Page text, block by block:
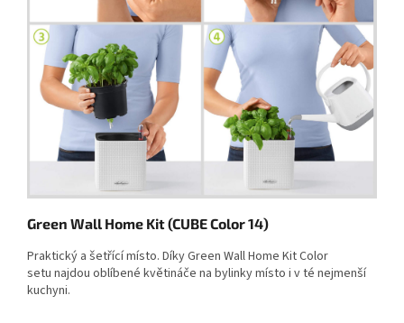
Green Wall Home Kit (CUBE Color 14)
Praktický a šetřící místo. Díky Green Wall Home Kit Color
setu najdou oblíbené květináče na bylinky místo i v té nejmenší
kuchyni.